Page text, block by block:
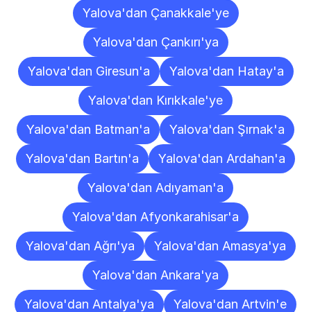
Yalova'dan Çanakkale'ye
Yalova'dan Çankırı'ya
Yalova'dan Giresun'a
Yalova'dan Hatay'a
Yalova'dan Kırıkkale'ye
Yalova'dan Batman'a
Yalova'dan Şırnak'a
Yalova'dan Bartın'a
Yalova'dan Ardahan'a
Yalova'dan Adıyaman'a
Yalova'dan Afyonkarahisar'a
Yalova'dan Ağrı'ya
Yalova'dan Amasya'ya
Yalova'dan Ankara'ya
Yalova'dan Antalya'ya
Yalova'dan Artvin'e